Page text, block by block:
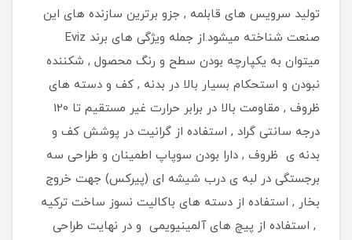
تولید سرویس های قابلمه , جزو برترین سازنده های این
صنعت شناخته میشود.از جمله ویژگی های برند Eviz
میتوان به یکپارچه بودن سطح و رنگ محصول , شکننده
نبودن و استحکام بسیار بالا در بدنه , کف و دسته های
ظروف , مقاومت بالا در برابر حرارت غیر مستقیم تا 120
درجه سانتی گراد , استفاده از گرانیت در پوشش کف و
بدنه ی ظروف , دارا بودن سوپاپ اطمینان و طراحی سه
برجستگی در لبه ی درب شیشه ای (پیرکس) جهت خروج
بخار , استفاده از دسته های باکالیت نسوز ساخت ترکیه
, استفاده از پیچ های آلمینیویمی و در نهایت طراحی